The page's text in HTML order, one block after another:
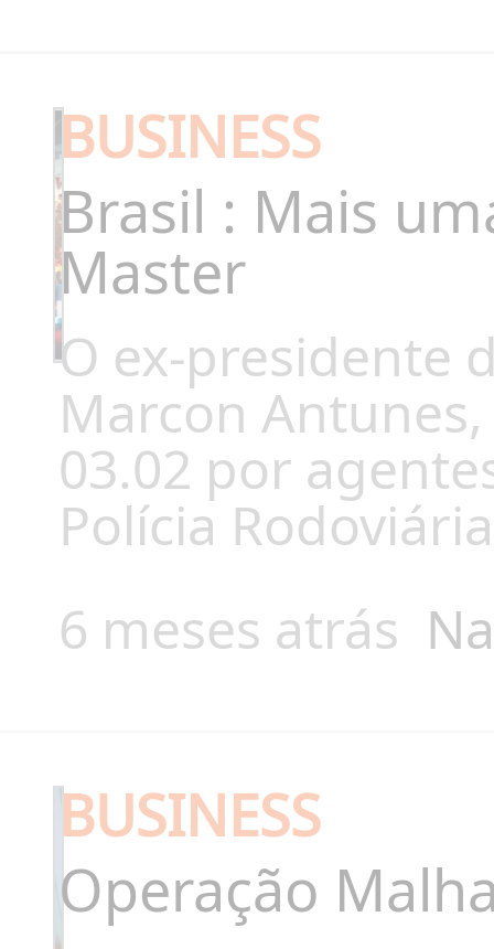
BUSINESS
Brasil : Mais
Master
O ex-presidente
Marcon
03.02 por
Polícia
6 meses atrás
BUSINESS
Operação